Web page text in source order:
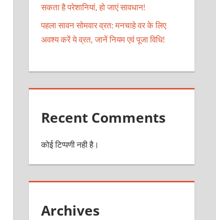
सकता है परेशानियां, हो जाएं सावधान!
पहला सावन सोमवार व्रत: मनचाहे वर के लिए
अवश्य करें ये व्रत, जानें नियम एवं पूजा विधि!
Recent Comments
कोई टिप्पणी नही है।
Archives